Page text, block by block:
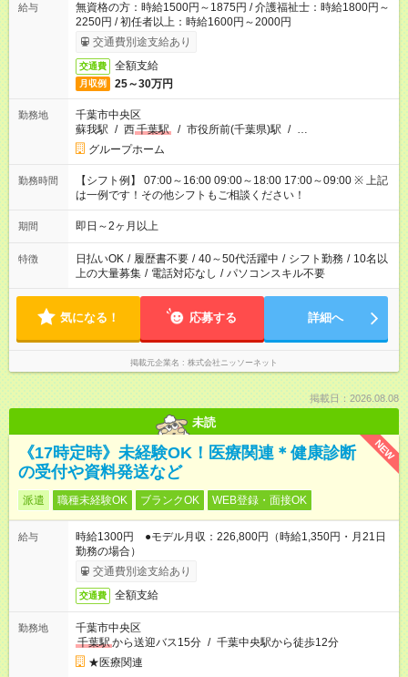
給与
無資格の方：時給1500円～1875円 / 介護福祉士：時給1800円～
2250円 / 初任者以上：時給1600円～2000円
交通費別途支給あり
交通費 全額支給
月収例 25～30万円
勤務地
千葉市中央区
蘇我駅 / 西千葉駅 / 市役所前(千葉県)駅 / …
グループホーム
勤務時間
【シフト例】 07:00～16:00 09:00～18:00 17:00～09:00 ※ 上記
は一例です！その他シフトもご相談ください！
期間 即日～2ヶ月以上
特徴 日払いOK / 履歴書不要 / 40～50代活躍中 / シフト勤務 / 10名以
上の大量募集 / 電話対応なし / パソコンスキル不要
気になる！ 応募する 詳細へ
掲載元企業名 株式会社ニッソーネット
掲載日：2026.08.08
未読
NEW
《17時定時》未経験OK！医療関連＊健康診断
の受付や資料発送など
派遣 職種未経験OK ブランクOK WEB登録・面接OK
給与
時給1300円 ●モデル月収：226,800円（時給1,350円・月21日
勤務の場合）
交通費別途支給あり
交通費 全額支給
勤務地
千葉市中央区
千葉駅から送迎バス15分 / 千葉中央駅から徒歩12分
★医療関連